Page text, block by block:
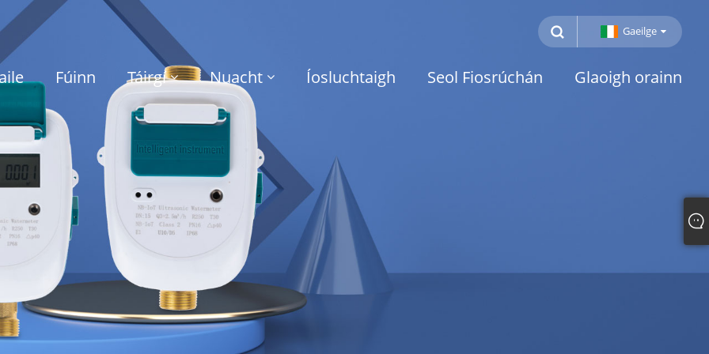
Gaeilge
Fúinn Táirgí Nuacht Íosluchtaigh Seol Fiosrúchán Glaoigh orainn